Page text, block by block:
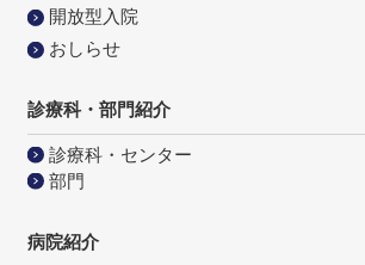
開放型入院
おしらせ
診療科・部門紹介
診療科・センター
部門
病院紹介